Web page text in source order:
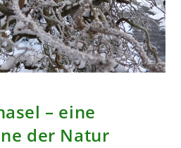
– eine
der Natur